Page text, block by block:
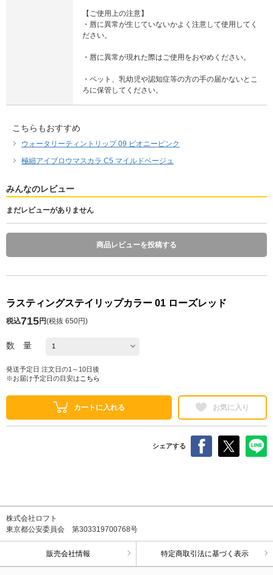
【ご使用上の注意】
・唇に異常が生じていないかよく注意して使用してく
ださい。
・唇に異常が現れた際はご使用をおやめください。
・ペット、乳幼児や認知症等の方の手の届かないとこ
ろに保管してください。
こちらもおすすめ
ウォータリーティントリップ 09 ピオニーピンク
極細アイブロウマスカラ C5 マイルドベージュ
みんなのレビュー
まだレビューがありません
商品レビューを投稿する
ラスティングステイリップカラー 01 ローズレッド
税込715円(税抜 650円)
数 量
発送予定日 注文日の1～10日後
※お届け予定日の目安は こちら
カートに入れる お気に入り
シェアする
株式会社ロフト
東京都公安委員会 第303319700768号
販売会社情報 特定商取引法に基づく表示